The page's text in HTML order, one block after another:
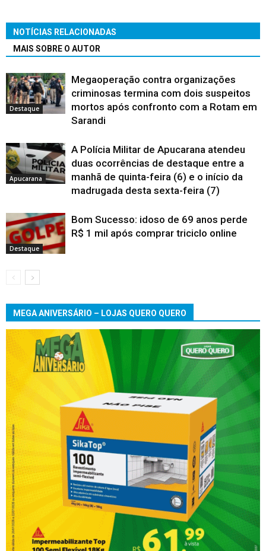
NOTÍCIAS RELACIONADAS
MAIS SOBRE O AUTOR
Destaque
Megaoperação contra organizações
criminosas termina com dois suspeitos
mortos após confronto com a Rotam em
Sarandi
Apucarana
A Polícia Militar de Apucarana atendeu
duas ocorrências de destaque entre a
manhã de quinta-feira (6) e o início da
madrugada desta sexta-feira (7)
Destaque
Bom Sucesso: idoso de 69 anos perde
R$ 1 mil após comprar triciclo online
MEGA ANIVERSÁRIO – LOJAS QUERO QUERO